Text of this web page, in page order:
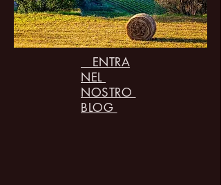
ENTRA
NEL
NOSTRO
BLOG